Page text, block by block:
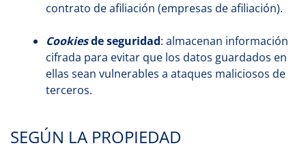
contrato de afiliación (empresas de afiliación).
Cookiesde seguridad: almacenan información
cifrada para evitar que los datos guardados en
ellas sean vulnerables a ataques maliciosos de
terceros.
SEGÚN LA PROPIEDAD